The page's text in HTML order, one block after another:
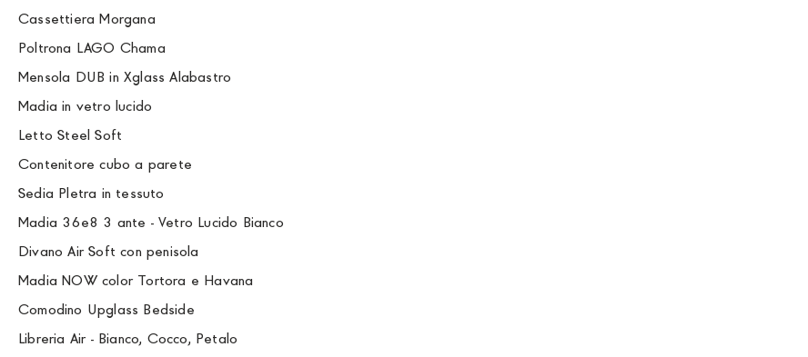
Cassettiera Morgana
Poltrona LAGO Chama
Mensola DUB in Xglass Alabastro
Madia in vetro lucido
Letto Steel Soft
Contenitore cubo a parete
Sedia Pletra in tessuto
Madia 36e8 3 ante - Vetro Lucido Bianco
Divano Air Soft con penisola
Madia NOW color Tortora e Havana
Comodino Upglass Bedside
Libreria Air - Bianco, Cocco, Petalo